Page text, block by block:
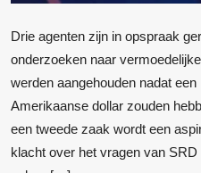
Drie agenten zijn in opspraak
onderzoeken naar
werden aangehouden nadat
Amerikaanse dollar zouden
een tweede zaak wordt een
klacht over het vragen van